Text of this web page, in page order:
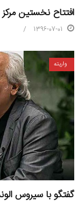
افتتاح نخستین
1396-07-01
واریته
گفتگو با سیروس